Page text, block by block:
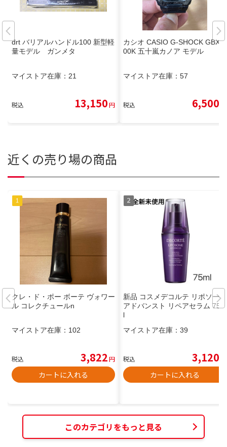
drt バリアルハンドル100 新型軽
量モデル ガンメタ
マイストア在庫： 21
税込 13,150円
カシオ CASIO G-SHOCK GBX1
00K 五十嵐カノア モデル
マイストア在庫： 57
税込 6,500
近くの売り場の商品
クレ・ド・ポー ボーテ ヴォワー
ル コレクチュールn
マイストア在庫： 102
税込 3,822円
カートに入れる
新品 コスメデコルテ リポソーム
アドバンスト リペアセラム 75m
l
マイストア在庫： 39
税込 3,120
カートに入れる
このカテゴリをもっと見る